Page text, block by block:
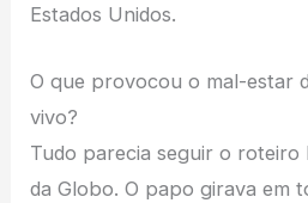
Estados Unidos.
O que provocou o mal-estar
vivo?
Tudo parecia seguir o roteiro
da Globo. O papo girava em